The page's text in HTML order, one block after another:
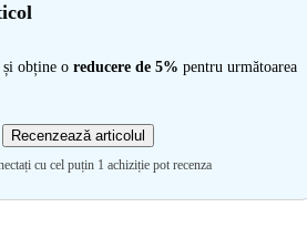
și obține o reducere de 5% pentru următoarea
Recenzează articolul
cu cel puțin 1 achiziție pot recenza